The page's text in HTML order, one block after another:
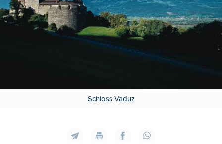
Schloss Vaduz